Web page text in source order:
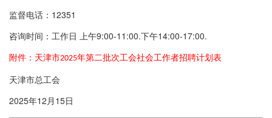
监督电话：12351
咨询时间：工作日 上午9:00-11:00.下午14:00-17:00.
附件：天津市2025年第二批次工会社会工作者招聘计划表
天津市总工会
2025年12月15日